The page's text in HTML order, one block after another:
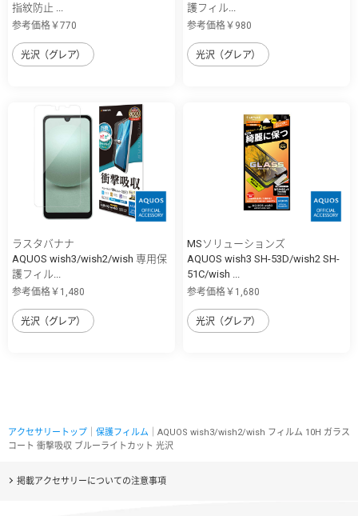
指紋防止 ...
参考価格￥770
光沢（グレア）
護フィル...
参考価格￥980
光沢（グレア）
ラスタバナナ
AQUOS wish3/wish2/wish 専用保
護フィル...
参考価格￥1,480
光沢（グレア）
MSソリューションズ
AQUOS wish3 SH-53D/wish2 SH-
51C/wish ...
参考価格￥1,680
光沢（グレア）
アクセサリートップ 保護フィルム ｜AQUOS wish3/wish2/wish フィルム 10H ガラス
コート 衝撃吸収 ブルーライトカット 光沢
掲載アクセサリーについての注意事項